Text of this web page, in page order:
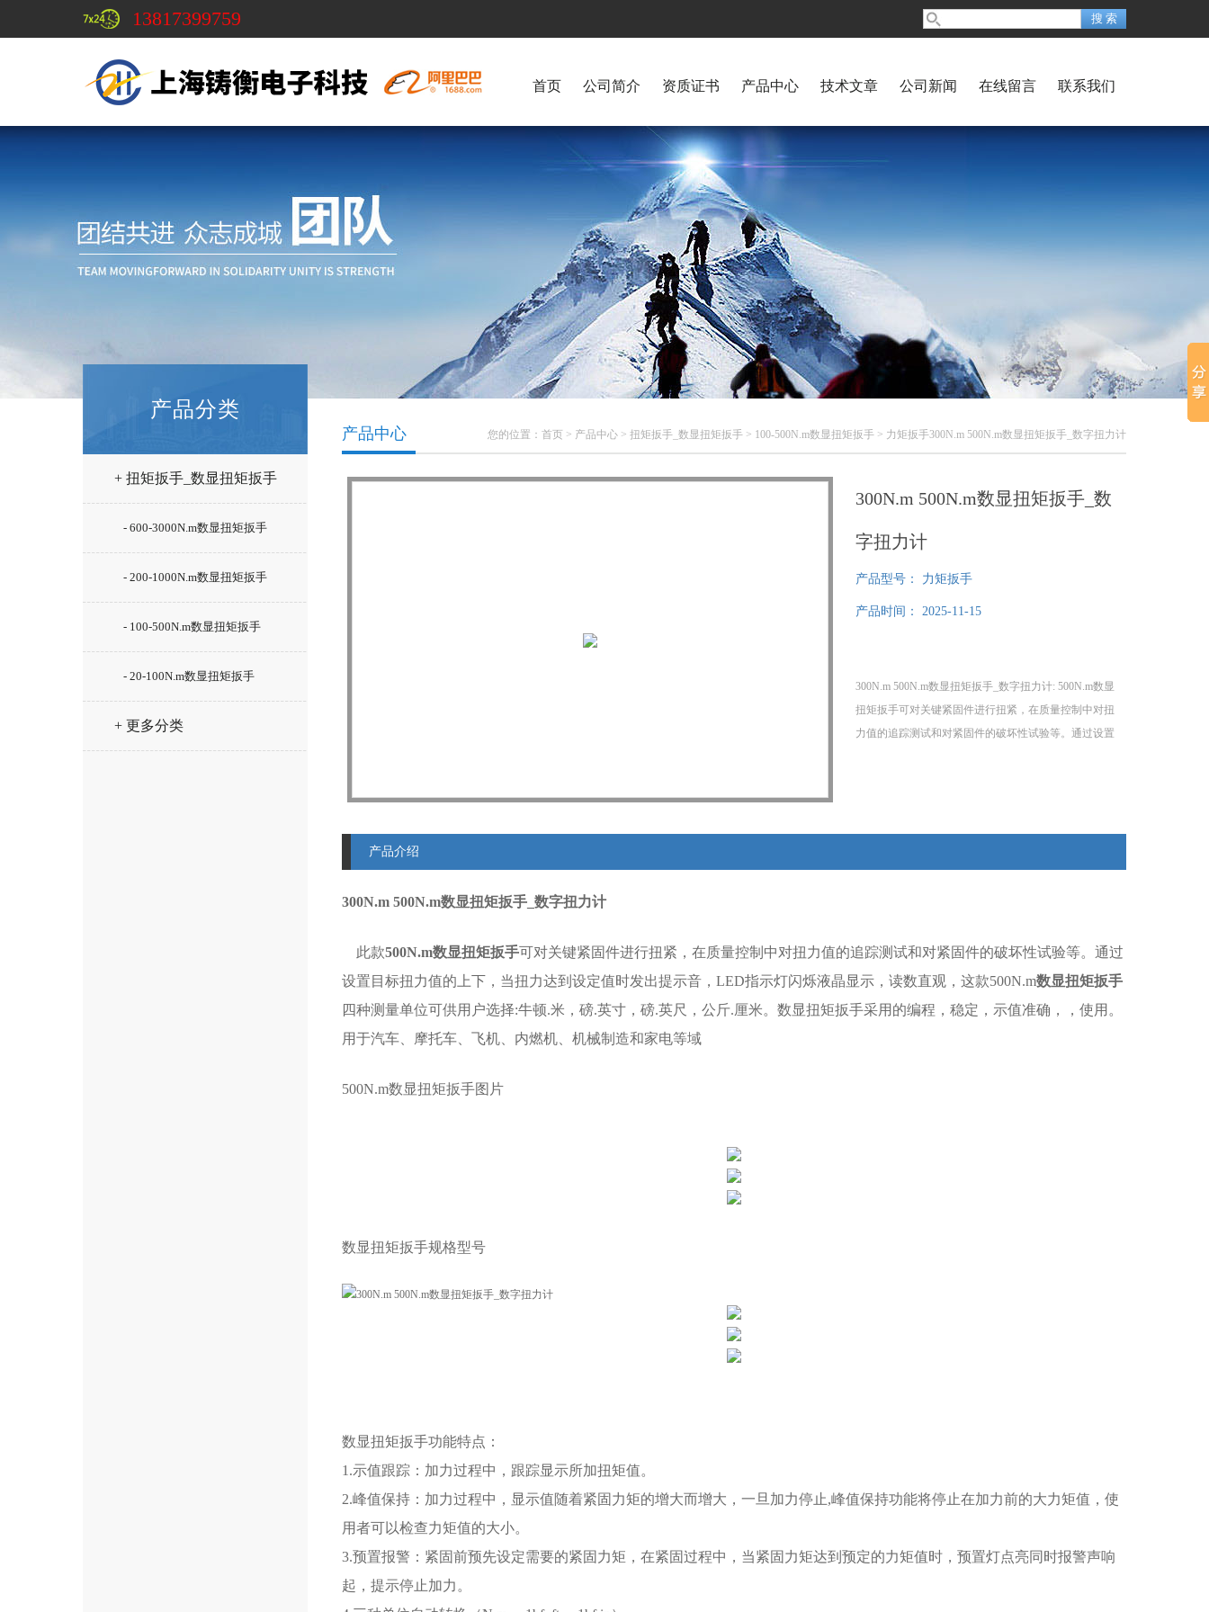
13817399759
首页 公司简介 资质证书 产品中心 技术文章 公司新闻 在线留言 联系我们
产品分类
+ 扭矩扳手_数显扭矩扳手
- 600-3000N.m数显扭矩扳手
- 200-1000N.m数显扭矩扳手
- 100-500N.m数显扭矩扳手
- 20-100N.m数显扭矩扳手
+ 更多分类
您的位置： 首页 > 产品中心 > 扭矩扳手_数显扭矩扳手 > 100-500N.m数显扭矩扳手 > 力矩扳手300N.m 500N.m数显扭矩扳手_数字扭力计
产品中心
300N.m 500N.m数显扭矩扳手_数
字扭力计
产品型号： 力矩扳手
产品时间： 2025-11-15
300N.m 500N.m数显扭矩扳手_数字扭力计: 500N.m数显
扭矩扳手可对关键紧固件进行扭紧，在质量控制中对扭
力值的追踪测试和对紧固件的破坏性试验等。通过设置
产品介绍
300N.m 500N.m数显扭矩扳手_数字扭力计
此款500N.m数显扭矩扳手可对关键紧固件进行扭紧，在质量控制中对扭力值的追踪测试和对紧固件的破坏性试验等。通过
设置目标扭力值的上下，当扭力达到设定值时发出提示音，LED指示灯闪烁液晶显示，读数直观，这款500N.m数显扭矩扳手
四种测量单位可供用户选择:牛顿.米，磅.英寸，磅.英尺，公斤.厘米。 数显扭矩扳手采用的编程，稳定，示值准确，，使用。
用于汽车、摩托车、飞机、内燃机、机械制造和家电等域
500N.m数显扭矩扳手图片
数显扭矩扳手规格型号
数显扭矩扳手功能特点：
1.示值跟踪：加力过程中，跟踪显示所加扭矩值。
2.峰值保持：加力过程中，显示值随着紧固力矩的增大而增大，一旦加力停止,峰值保持功能将停止在加力前的大力矩值，使
用者可以检查力矩值的大小。
3.预置报警：紧固前预先设定需要的紧固力矩，在紧固过程中，当紧固力矩达到预定的力矩值时，预置灯点亮同时报警声响
起，提示停止加力。